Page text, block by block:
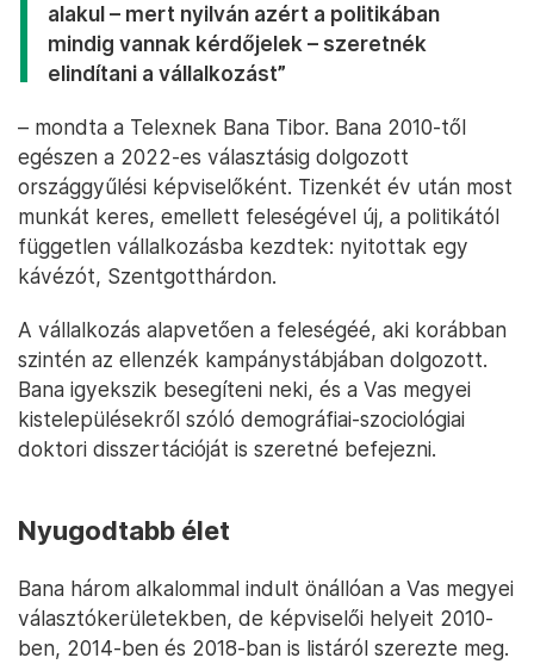
alakul – mert nyilván azért a politikában
mindig vannak kérdőjelek – szeretnék
elindítani a vállalkozást”
– mondta a Telexnek Bana Tibor. Bana 2010-től
egészen a 2022-es választásig dolgozott
országgyűlési képviselőként. Tizenkét év után most
munkát keres, emellett feleségével új, a politikától
független vállalkozásba kezdtek: nyitottak egy
kávézót, Szentgotthárdon.
A vállalkozás alapvetően a feleségéé, aki korábban
szintén az ellenzék kampánystábjában dolgozott.
Bana igyekszik besegíteni neki, és a Vas megyei
kistelepülésekről szóló demográfiai-szociológiai
doktori disszertációját is szeretné befejezni.
Nyugodtabb élet
Bana három alkalommal indult önállóan a Vas megyei
választókerületekben, de képviselői helyeit 2010-
ben, 2014-ben és 2018-ban is listáról szerezte meg.